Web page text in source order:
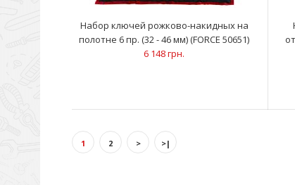
Набор ключей рожково-накидных на
полотне 6 пр. (32 - 46 мм) (FORCE 50651)
6 148 грн.
1 2 > >|